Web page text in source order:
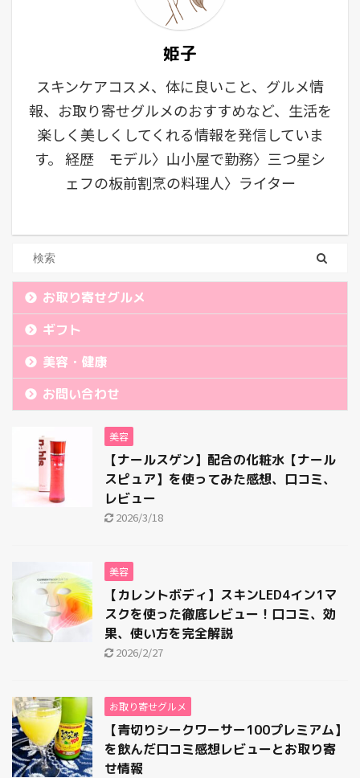
姫子
スキンケアコスメ、体に良いこと、グルメ情
報、お取り寄せグルメのおすすめなど、生活を
楽しく美しくしてくれる情報を発信していま
す。 経歴 モデル〉山小屋で勤務〉三つ星シ
ェフの板前割烹の料理人〉ライター
お取り寄せグルメ
ギフト
美容・健康
お問い合わせ
美容
【ナールスゲン】配合の化粧水【ナール
スピュア】を使ってみた感想、口コミ、
レビュー
2026/3/18
美容
【カレントボディ】スキンLED4イン1マ
スクを使った徹底レビュー！口コミ、効
果、使い方を完全解説
2026/2/27
お取り寄せグルメ
【青切りシークワーサー100プレミアム】
を飲んだ口コミ感想レビューとお取り寄
せ情報